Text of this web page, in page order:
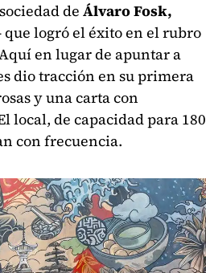
deÁlvaro Fosk,
que logró el éxito en el rubro
en lugar de apuntar a
dio tracción en su primera
y una carta con
local, de capacidad para 180
con frecuencia.